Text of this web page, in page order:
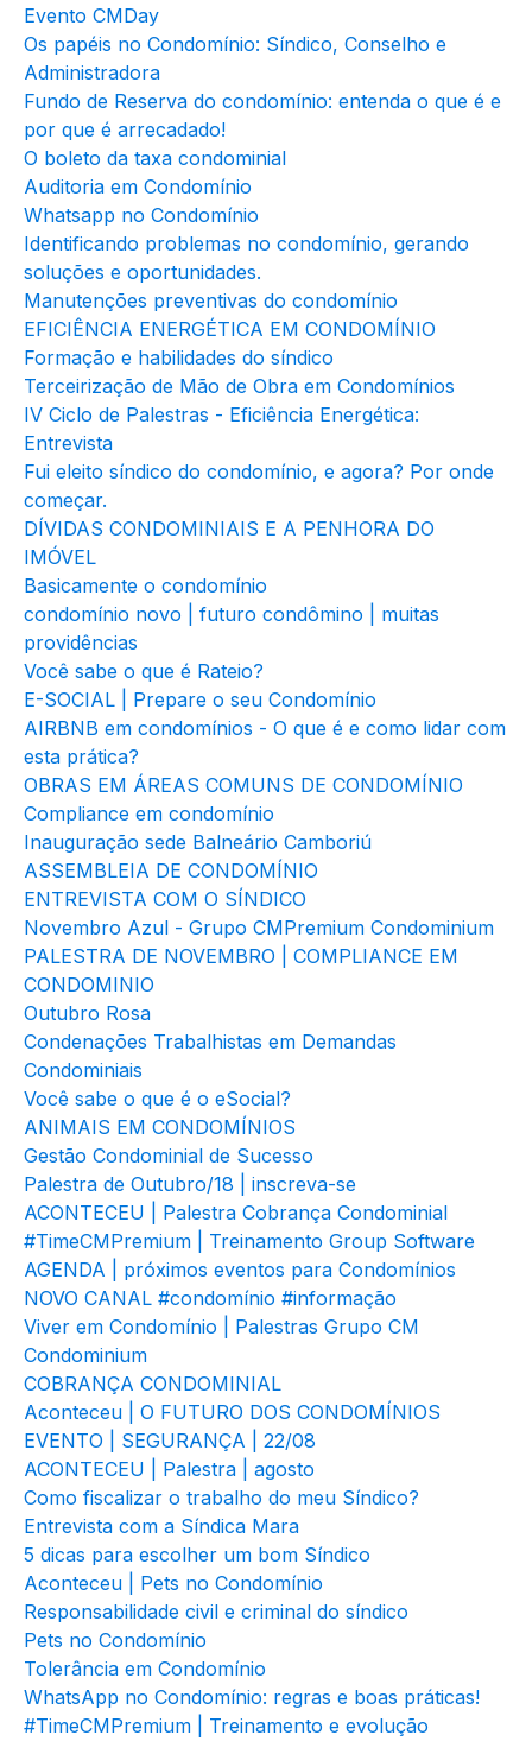
Evento CMDay
Os papéis no Condomínio: Síndico, Conselho e
Administradora
Fundo de Reserva do condomínio: entenda o que é e
por que é arrecadado!
O boleto da taxa condominial
Auditoria em Condomínio
Whatsapp no Condomínio
Identificando problemas no condomínio, gerando
soluções e oportunidades.
Manutenções preventivas do condomínio
EFICIÊNCIA ENERGÉTICA EM CONDOMÍNIO
Formação e habilidades do síndico
Terceirização de Mão de Obra em Condomínios
IV Ciclo de Palestras - Eficiência Energética:
Entrevista
Fui eleito síndico do condomínio, e agora? Por onde
começar.
DÍVIDAS CONDOMINIAIS E A PENHORA DO
IMÓVEL
Basicamente o condomínio
condomínio novo | futuro condômino | muitas
providências
Você sabe o que é Rateio?
E-SOCIAL | Prepare o seu Condomínio
AIRBNB em condomínios - O que é e como lidar com
esta prática?
OBRAS EM ÁREAS COMUNS DE CONDOMÍNIO
Compliance em condomínio
Inauguração sede Balneário Camboriú
ASSEMBLEIA DE CONDOMÍNIO
ENTREVISTA COM O SÍNDICO
Novembro Azul - Grupo CMPremium Condominium
PALESTRA DE NOVEMBRO | COMPLIANCE EM
CONDOMINIO
Outubro Rosa
Condenações Trabalhistas em Demandas
Condominiais
Você sabe o que é o eSocial?
ANIMAIS EM CONDOMÍNIOS
Gestão Condominial de Sucesso
Palestra de Outubro/18 | inscreva-se
ACONTECEU | Palestra Cobrança Condominial
#TimeCMPremium | Treinamento Group Software
AGENDA | próximos eventos para Condomínios
NOVO CANAL #condomínio #informação
Viver em Condomínio | Palestras Grupo CM
Condominium
COBRANÇA CONDOMINIAL
Aconteceu | O FUTURO DOS CONDOMÍNIOS
EVENTO | SEGURANÇA | 22/08
ACONTECEU | Palestra | agosto
Como fiscalizar o trabalho do meu Síndico?
Entrevista com a Síndica Mara
5 dicas para escolher um bom Síndico
Aconteceu | Pets no Condomínio
Responsabilidade civil e criminal do síndico
Pets no Condomínio
Tolerância em Condomínio
WhatsApp no Condomínio: regras e boas práticas!
#TimeCMPremium | Treinamento e evolução